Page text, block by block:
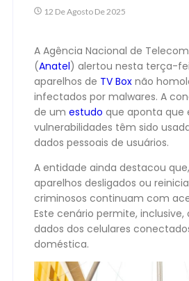
12 De Agosto De 2025
A Agência Nacional de
(Anatel) alertou nesta terça-
aparelhos de TV Box não
infectados por malwares. A
de um estudo que aponta que
vulnerabilidades têm sido
dados pessoais de usuários.
A entidade ainda destacou
aparelhos desligados ou
criminosos continuam com
Este cenário permite, inclusive,
dados dos celulares
doméstica.